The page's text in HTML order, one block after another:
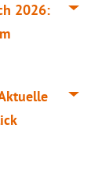
2026: